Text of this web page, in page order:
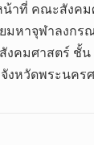
าที่ คณะสังค
หาจุฬาลงกร
มศาสตร์ ชั้น
งหวัดพระนคร